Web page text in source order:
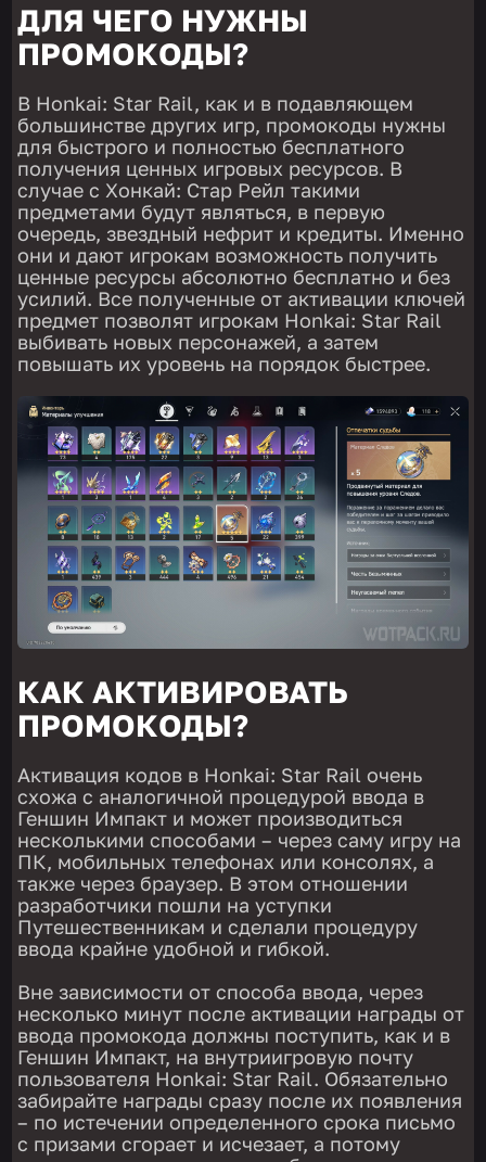
ДЛЯ ЧЕГО НУЖНЫ
ПРОМОКОДЫ?
В Honkai: Star Rail, как и в подавляющем
большинстве других игр, промокоды нужны
для быстрого и полностью бесплатного
получения ценных игровых ресурсов. В
случае с Хонкай: Стар Рейл такими
предметами будут являться, в первую
очередь, звездный нефрит и кредиты. Именно
они и дают игрокам возможность получить
ценные ресурсы абсолютно бесплатно и без
усилий. Все полученные от активации ключей
предмет позволят игрокам Honkai: Star Rail
выбивать новых персонажей, а затем
повышать их уровень на порядок быстрее.
КАК АКТИВИРОВАТЬ
ПРОМОКОДЫ?
Активация кодов в Honkai: Star Rail очень
схожа с аналогичной процедурой ввода в
Геншин Импакт и может производиться
несколькими способами – через саму игру на
ПК, мобильных телефонах или консолях, а
также через браузер. В этом отношении
разработчики пошли на уступки
Путешественникам и сделали процедуру
ввода крайне удобной и гибкой.
Вне зависимости от способа ввода, через
несколько минут после активации награды от
ввода промокода должны поступить, как и в
Геншин Импакт, на внутриигровую почту
пользователя Honkai: Star Rail. Обязательно
забирайте награды сразу после их появления
– по истечении определенного срока письмо
с призами сгорает и исчезает, а потому